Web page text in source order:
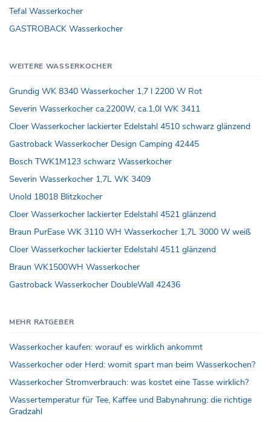
Tefal Wasserkocher
GASTROBACK Wasserkocher
WEITERE WASSERKOCHER
Grundig WK 8340 Wasserkocher 1,7 l 2200 W Rot
Severin Wasserkocher ca.2200W, ca.1,0l WK 3411
Cloer Wasserkocher lackierter Edelstahl 4510 schwarz glänzend
Gastroback Wasserkocher Design Camping 42445
Bosch TWK1M123 schwarz Wasserkocher
Severin Wasserkocher 1,7L WK 3409
Unold 18018 Blitzkocher
Cloer Wasserkocher lackierter Edelstahl 4521 glänzend
Braun PurEase WK 3110 WH Wasserkocher 1,7L 3000 W weiß
Cloer Wasserkocher lackierter Edelstahl 4511 glänzend
Braun WK1500WH Wasserkocher
Gastroback Wasserkocher DoubleWall 42436
MEHR RATGEBER
Wasserkocher kaufen: worauf es wirklich ankommt
Wasserkocher oder Herd: womit spart man beim Wasserkochen?
Wasserkocher Stromverbrauch: was kostet eine Tasse wirklich?
Wassertemperatur für Tee, Kaffee und Babynahrung: die richtige
Gradzahl